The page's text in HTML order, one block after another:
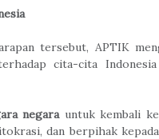
tersebut, APTIK
cita-cita
negara untuk kembali
dan berpihak